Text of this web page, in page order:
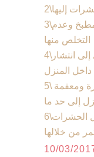
إليها
3\تراكم بعض الأغراض القديمة والغير صالحة للاستخدام داخل المنزل وخاصة المطبخ وعدم
التخلص منها
4\عدم غلق الحاجز الموجود بالنوافذ والذي يمنع دخول الحشرات إلى المنزل مما يؤدى إلى انتشار
المنزل
5\ عدم الاهتمام والاعتناء بنظافة المنزل من أمور الترتيب والكنس والمسح بمواد مطهرة ومعقمة
إلى حد ما
6\عدم تغطية البلاعات وفتحات الأحواض بالحمامات والمطبخ وتركها مكشوفة مما يجعل الحشرات
من خلالها
10/03/